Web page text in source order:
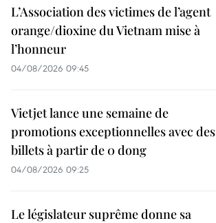
L’Association des victimes de l’agent
orange/dioxine du Vietnam mise à
l’honneur
04/08/2026 09:45
Vietjet lance une semaine de
promotions exceptionnelles avec des
billets à partir de 0 dong
04/08/2026 09:25
Le législateur suprême donne sa